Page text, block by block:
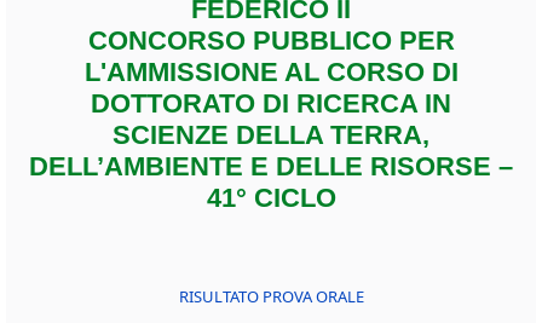
FEDERICO II
CONCORSO PUBBLICO PER
L'AMMISSIONE AL CORSO DI
DOTTORATO DI RICERCA IN
SCIENZE DELLA TERRA,
DELL’AMBIENTE E DELLE RISORSE –
41° CICLO
RISULTATO PROVA ORALE